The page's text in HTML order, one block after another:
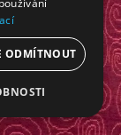
ODMÍTNOUT